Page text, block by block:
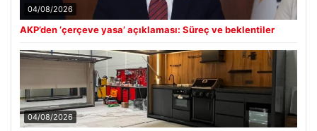
04/08/2026
AKP’den ‘çerçeve yasa’ açıklaması: Süreç ve beklentiler
04/08/2026